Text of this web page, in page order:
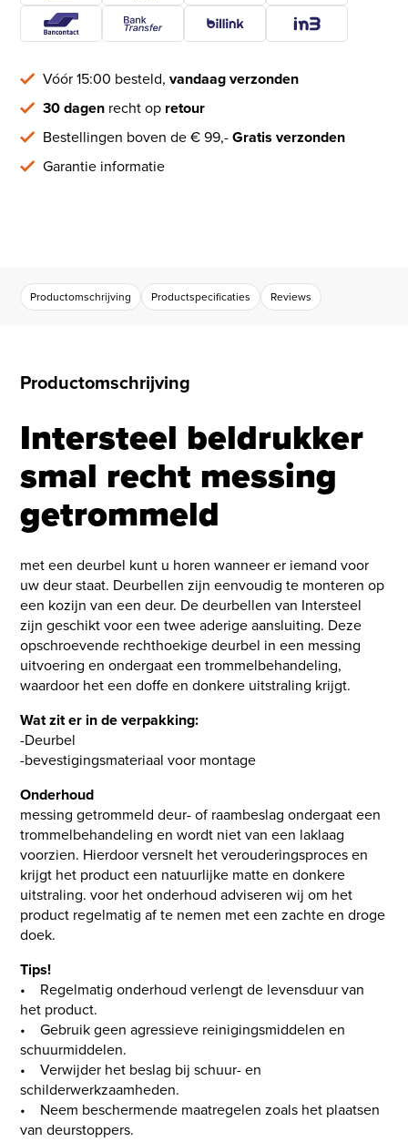
Vóór 15:00 besteld,vandaag verzonden
30 dagen recht op retour
Bestellingen boven de € 99,-Gratis verzonden
Garantie informatie
Productomschrijving Productspecificaties Reviews
Productomschrijving
Intersteel beldrukker
smal recht messing
getrommeld
met een deurbel kunt u horen wanneer er iemand voor
uw deur staat. Deurbellen zijn eenvoudig te monteren op
een kozijn van een deur. De deurbellen van Intersteel
zijn geschikt voor een twee aderige aansluiting. Deze
opschroevende rechthoekige deurbel in een messing
uitvoering en ondergaat een trommelbehandeling,
waardoor het een doffe en donkere uitstraling krijgt.
Wat zit er in de verpakking:
-Deurbel
-bevestigingsmateriaal voor montage
Onderhoud
messing getrommeld deur- of raambeslag ondergaat een
trommelbehandeling en wordt niet van een laklaag
voorzien. Hierdoor versnelt het verouderingsproces en
krijgt het product een natuurlijke matte en donkere
uitstraling. voor het onderhoud adviseren wij om het
product regelmatig af te nemen met een zachte en droge
doek.
Tips!
• Regelmatig onderhoud verlengt de levensduur van
het product.
• Gebruik geen agressieve reinigingsmiddelen en
schuurmiddelen.
• Verwijder het beslag bij schuur- en
schilderwerkzaamheden.
• Neem beschermende maatregelen zoals het plaatsen
van deurstoppers.